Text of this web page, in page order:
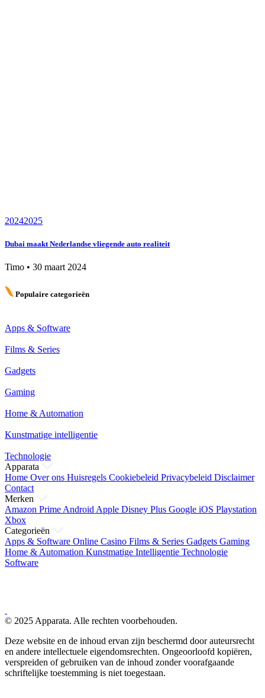
20242025
Dubai maakt Nederlandse vliegende auto realiteit
Timo • 30 maart 2024
Populaire categorieën
Apps & Software
Films & Series
Gadgets
Gaming
Home & Automation
Kunstmatige intelligentie
Technologie
Apparata
Home Over ons Huisregels Cookiebeleid Privacybeleid Disclaimer
Contact
Merken
Amazon Prime Android Apple Disney Plus Google iOS Playstation
Xbox
Categorieën
Apps & Software Online Casino Films & Series Gadgets Gaming
Home & Automation Kunstmatige Intelligentie Technologie
Software
© 2025 Apparata. Alle rechten voorbehouden.
Deze website en de inhoud ervan zijn beschermd door auteursrecht
en andere intellectuele eigendomsrechten. Ongeoorloofd kopiëren,
verspreiden of gebruiken van de inhoud zonder voorafgaande
schriftelijke toestemming is niet toegestaan.